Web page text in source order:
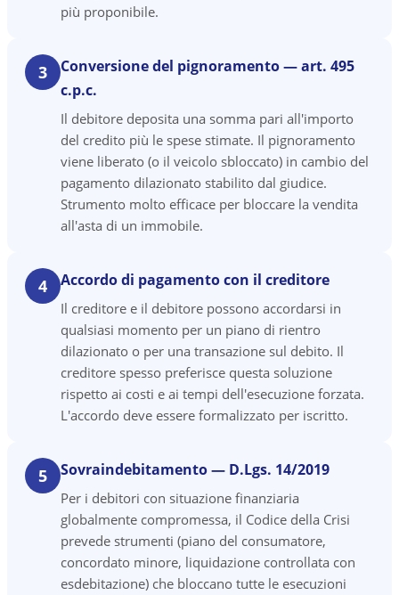
più proponibile.
3
Conversione del pignoramento — art. 495
c.p.c.
Il debitore deposita una somma pari all'importo
del credito più le spese stimate. Il pignoramento
viene liberato (o il veicolo sbloccato) in cambio del
pagamento dilazionato stabilito dal giudice.
Strumento molto efficace per bloccare la vendita
all'asta di un immobile.
4 Accordo di pagamento con il creditore
Il creditore e il debitore possono accordarsi in
qualsiasi momento per un piano di rientro
dilazionato o per una transazione sul debito. Il
creditore spesso preferisce questa soluzione
rispetto ai costi e ai tempi dell'esecuzione forzata.
L'accordo deve essere formalizzato per iscritto.
5 Sovraindebitamento — D.Lgs. 14/2019
Per i debitori con situazione finanziaria
globalmente compromessa, il Codice della Crisi
prevede strumenti (piano del consumatore,
concordato minore, liquidazione controllata con
esdebitazione) che bloccano tutte le esecuzioni